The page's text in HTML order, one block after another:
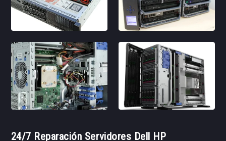
24/7 Reparación Servidores Dell HP